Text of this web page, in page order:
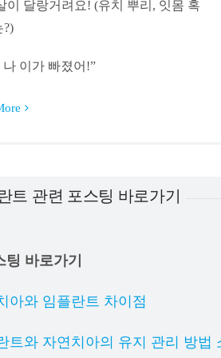
이 달랑거려요! (유치 뿌리, 잇몸 혹
?)
나 이가 빠졌어!”
트 관련 포스팅 바로가기
팅 바로가기
아와 임플란트 차이점
트와 자연치아의 유지 관리 방법